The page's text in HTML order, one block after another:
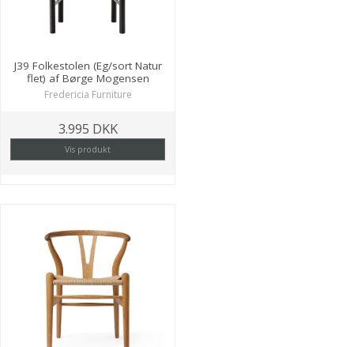
J39 Folkestolen (Eg/sort Natur
flet) af Børge Mogensen
Fredericia Furniture
3.995 DKK
Vis produkt